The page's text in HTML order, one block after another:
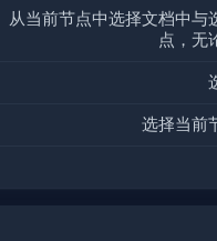
从当前节点中选择文档中与
点，无
选择当前